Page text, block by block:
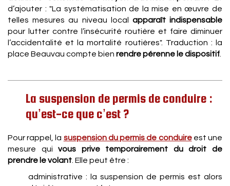
d’ajouter : "La systématisation de la mise en œuvre de
telles mesures au niveau local apparaît indispensable
pour lutter contre l’insécurité routière et faire diminuer
l’accidentalité et la mortalité routières". Traduction : la
place Beauvau compte bien rendre pérenne le dispositif
La suspension de permis de conduire :
qu’est-ce que c’est ?
Pour rappel, la suspension du permis de conduireest une
mesure quivous prive temporairement du droit de
prendre le volant . Elle peut être :
administrative : la suspension de permis est alors